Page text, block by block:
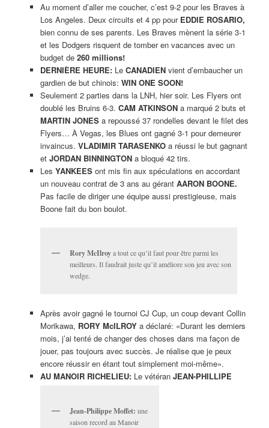
Au moment d’aller me coucher, c’est 9-2 pour les Braves à
Los Angeles. Deux circuits et 4 pp pour EDDIE ROSARIO,
bien connu de ses parents. Les Braves mènent la série 3-1
et les Dodgers risquent de tomber en vacances avec un
budget de 260 millions!
DERNIÈRE HEURE: Le CANADIENvient d’embaucher un
gardien de but chinois: WIN ONE SOON!
Seulement 2 parties dans la LNH, hier soir. Les Flyers ont
doublé les Bruins 6-3. CAM ATKINSONa marqué 2 buts et
MARTIN JONESa repoussé 37 rondelles devant le filet des
Flyers… À Vegas, les Blues ont gagné 3-1 pour demeurer
invaincus. VLADIMIR TARASENKOa réussi le but gagnant
et JORDAN BINNINGTONa bloqué 42 tirs.
Les YANKEESont mis fin aux spéculations en accordant
un nouveau contrat de 3 ans au gérant AARON BOONE.
Pas facile de diriger une équipe aussi prestigieuse, mais
Boone fait du bon boulot.
Rory McIlroya tout ce qu’il faut pour être parmi les
meilleurs. Il faudrait juste qu’il améliore son jeu avec son
wedge.
Après avoir gagné le tournoi CJ Cup, un coup devant Collin
Morikawa, RORY McILROYa déclaré: «Durant les derniers
mois, j’ai tenté de changer des choses dans ma façon de
jouer, pas toujours avec succès. Je réalise que je peux
encore réussir en étant tout simplement moi-même».
AU MANOIR RICHELIEU: Le vétéran JEAN-PHILLIPE
Jean-Philippe Moffet: une
saison record au Manoir